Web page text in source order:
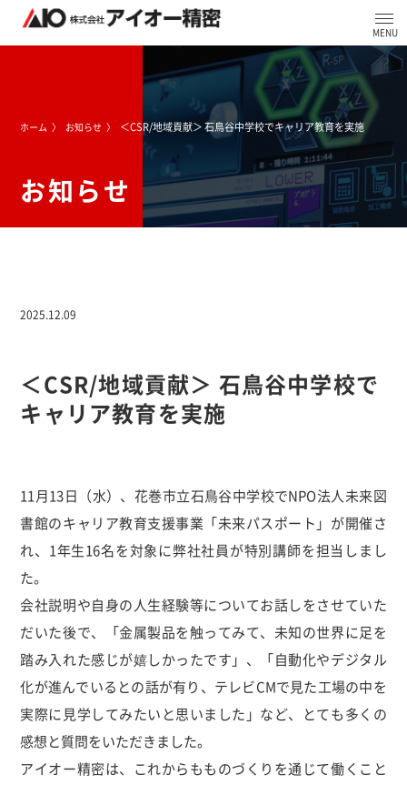
ホーム お知らせ ＜CSR/地域貢献＞ 石鳥谷中学校でキャリア教育を実施
お知らせ
2025.12.09
＜CSR/地域貢献＞ 石鳥谷中学校で
キャリア教育を実施
11月13日（水）、花巻市立石鳥谷中学校でNPO法人未来図
書館のキャリア教育支援事業「未来パスポート」が開催さ
れ、1年生16名を対象に弊社社員が特別講師を担当しまし
た。
会社説明や自身の人生経験等についてお話しをさせていた
だいた後で、「金属製品を触ってみて、未知の世界に足を
踏み入れた感じが嬉しかったです」、「自動化やデジタル
化が進んでいるとの話が有り、テレビCMで見た工場の中を
実際に見学してみたいと思いました」など、とても多くの
感想と質問をいただきました。
アイオー精密は、これからもものづくりを通じて働くこと